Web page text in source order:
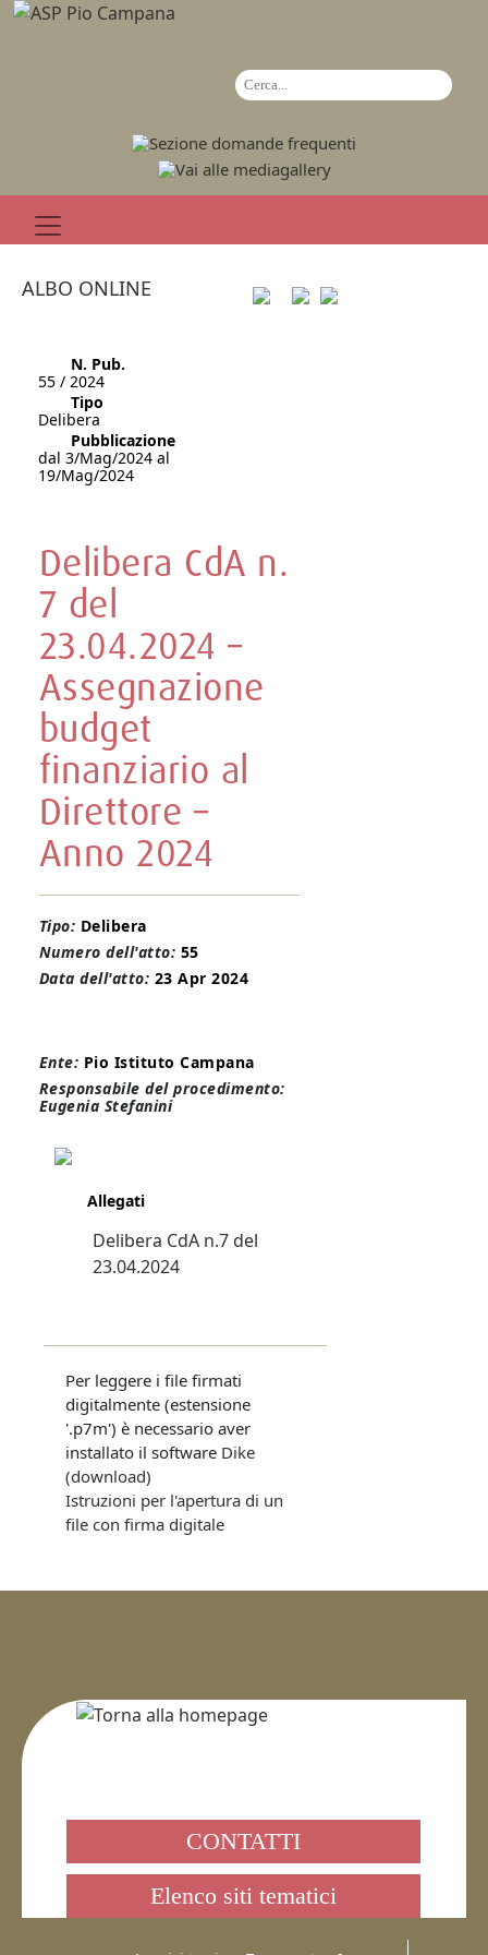
ALBO ONLINE
N. Pub.
55 / 2024
Tipo
Delibera
Pubblicazione
dal 3/Mag/2024 al
19/Mag/2024
Delibera CdA n.
7 del
23.04.2024 –
Assegnazione
budget
finanziario al
Direttore –
Anno 2024
Tipo: Delibera
Numero dell'atto: 55
Data dell'atto: 23 Apr 2024
Ente: Pio Istituto Campana
Responsabile del procedimento:
Eugenia Stefanini
Allegati
Delibera CdA n.7 del
23.04.2024
Per leggere i file firmati
digitalmente (estensione
'.p7m') è necessario aver
installato il software Dike
(download)
Istruzioni per l'apertura di un
file con firma digitale
CONTATTI
Elenco siti tematici